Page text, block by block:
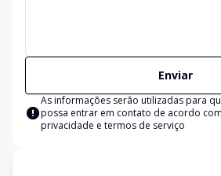
Enviar
As informações serão utilizadas para
possa entrar em contato de acordo
privacidade e termos de serviço